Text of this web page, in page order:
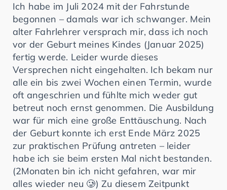
Ich habe im Juli 2024 mit der Fahrstunde
begonnen – damals war ich schwanger. Mein
alter Fahrlehrer versprach mir, dass ich noch
vor der Geburt meines Kindes (Januar 2025)
fertig werde. Leider wurde dieses
Versprechen nicht eingehalten. Ich bekam nur
alle ein bis zwei Wochen einen Termin, wurde
oft angeschrien und fühlte mich weder gut
betreut noch ernst genommen. Die Ausbildung
war für mich eine große Enttäuschung. Nach
der Geburt konnte ich erst Ende März 2025
zur praktischen Prüfung antreten – leider
habe ich sie beim ersten Mal nicht bestanden.
(2Monaten bin ich nicht gefahren, war mir
alles wieder neu 🥲) Zu diesem Zeitpunkt